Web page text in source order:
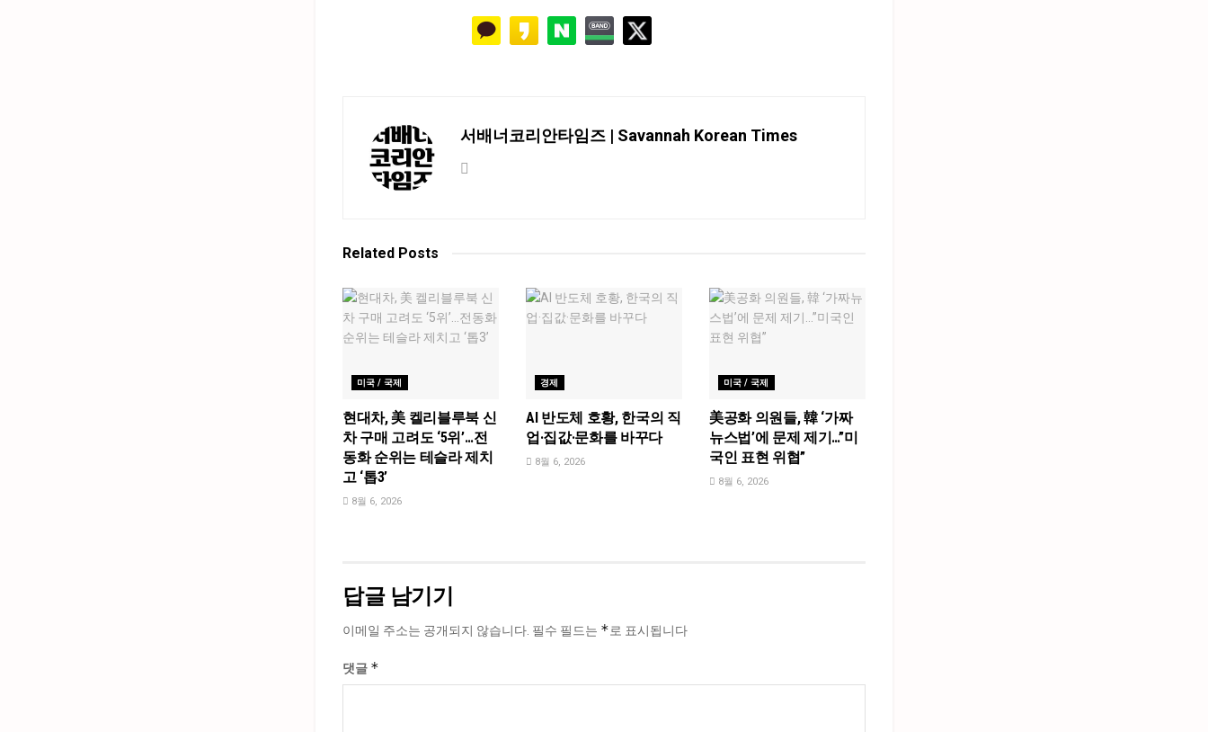
서배너코리안타임즈 | Savannah Korean Times
Related Posts
미국 / 국제
현대차, 美 켈리블루북 신
차 구매 고려도 ‘5위’…전
동화 순위는 테슬라 제치
고 ‘톱3’
8월 6, 2026
경제
AI 반도체 호황, 한국의 직
업·집값·문화를 바꾸다
8월 6, 2026
미국 / 국제
美공화 의원들, 韓 ‘가짜
뉴스법’에 문제 제기…”미
국인 표현 위협”
8월 6, 2026
답글 남기기
이메일 주소는 공개되지 않습니다. 필수 필드는 *로 표시됩니다
댓글 *